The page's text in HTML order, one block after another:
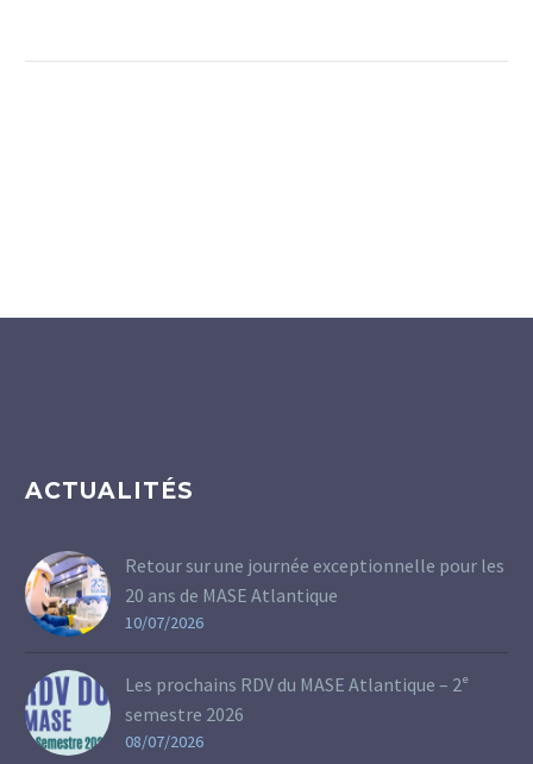
ACTUALITÉS
Retour sur une journée exceptionnelle pour les
20 ans de MASE Atlantique
10/07/2026
Les prochains RDV du MASE Atlantique – 2ᵉ
semestre 2026
08/07/2026